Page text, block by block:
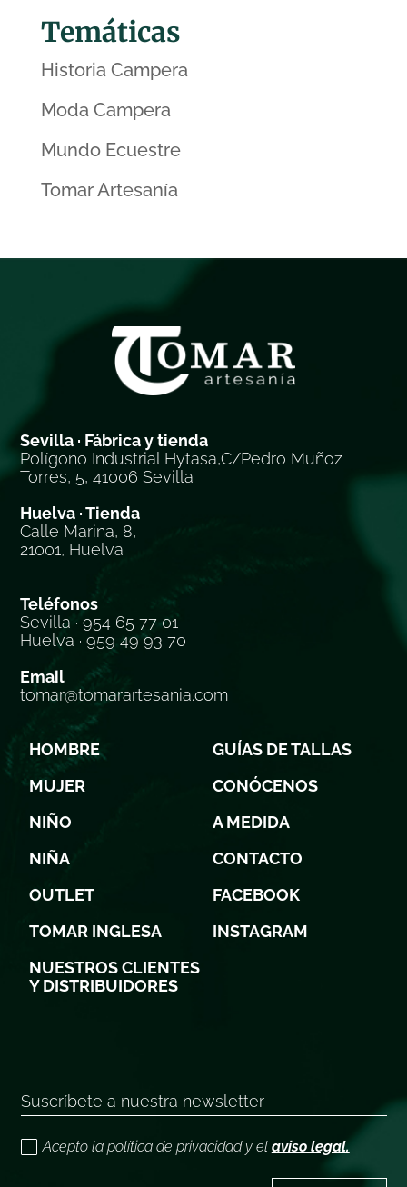
Temáticas
Historia Campera
Moda Campera
Mundo Ecuestre
Tomar Artesanía
Sevilla · Fábrica y tienda
Polígono Industrial Hytasa,C/Pedro Muñoz
Torres, 5, 41006 Sevilla
Huelva · Tienda
Calle Marina, 8,
21001, Huelva
Teléfonos
Sevilla · 954 65 77 01
Huelva · 959 49 93 70
Email
tomar@tomarartesania.com
HOMBRE
MUJER
NIÑO
NIÑA
OUTLET
TOMAR INGLESA
NUESTROS CLIENTES
Y DISTRIBUIDORES
GUÍAS DE TALLAS
CONÓCENOS
A MEDIDA
CONTACTO
FACEBOOK
INSTAGRAM
Acepto la política de privacidad y el aviso legal.